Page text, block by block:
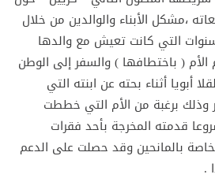
،مشكل الأبناء والوالدين من خلال
التي كانت تعيش مع والدها
الأم ( باختطافها ) والسفر إلى الوطن
أبويا أثناء بحته عن ابنته التي
وذلك برغبة من الأم التي خططت
قدمته المخرجة بأحد فقرات
بالمانحين وقد حصلت على الدعم
.